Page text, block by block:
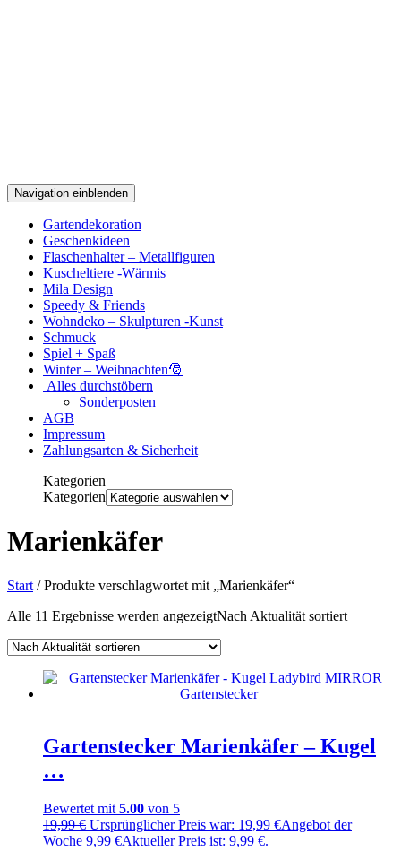
Navigation einblenden
Gartendekoration
Geschenkideen
Flaschenhalter – Metallfiguren
Kuscheltiere -Wärmis
Mila Design
Speedy & Friends
Wohndeko – Skulpturen -Kunst
Schmuck
Spiel + Spaß
Winter – Weihnachten🎅
Alles durchstöbern
Sonderposten
AGB
Impressum
Zahlungsarten & Sicherheit
Kategorien
Kategorien
Marienkäfer
Start / Produkte verschlagwortet mit „Marienkäfer“
Alle 11 Ergebnisse werden angezeigtNach Aktualität sortiert
Gartenstecker Marienkäfer – Kugel
…
Bewertet mit 5.00 von 5
19,99€ Ursprünglicher Preis war: 19,99 €Angebot der
Woche 9,99 €Aktueller Preis ist: 9,99 €.